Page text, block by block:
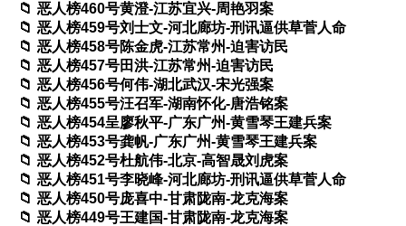
恶人榜460号黄澄-江苏宜兴-周艳羽案
恶人榜459号刘士文-河北廊坊-刑讯逼供草菅人命
恶人榜458号陈金虎-江苏常州-迫害访民
恶人榜457号田洪-江苏常州-迫害访民
恶人榜456号何伟-湖北武汉-宋光强案
恶人榜455号汪召军-湖南怀化-唐浩铭案
恶人榜454呈廖秋平-广东广州-黄雪琴王建兵案
恶人榜453号龚帆-广东广州-黄雪琴王建兵案
恶人榜452号杜航伟-北京-高智晟刘虎案
恶人榜451号李晓峰-河北廊坊-刑讯逼供草菅人命
恶人榜450号庞喜中-甘肃陇南-龙克海案
恶人榜449号王建国-甘肃陇南-龙克海案